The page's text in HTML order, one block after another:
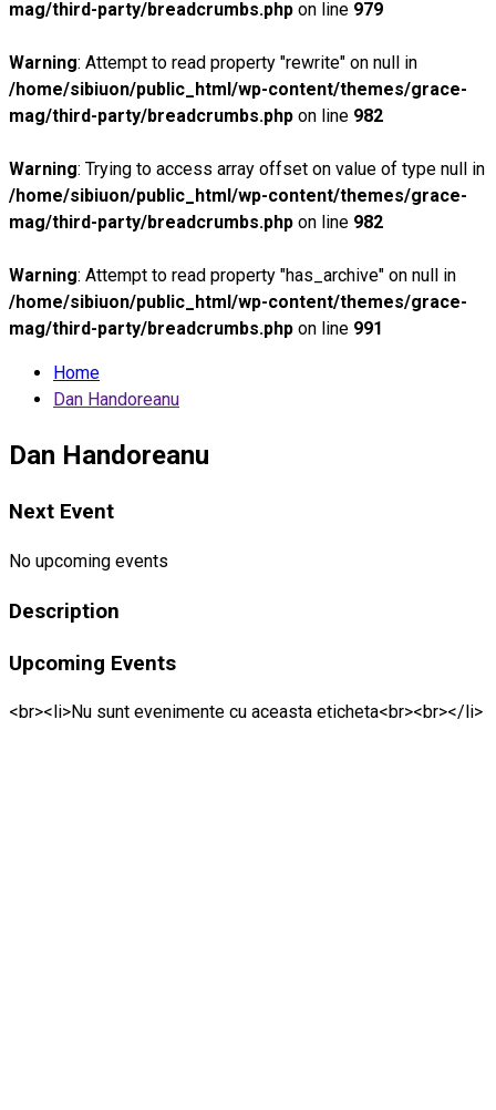
mag/third-party/breadcrumbs.php on line 979
Warning: Attempt to read property "rewrite" on null in
/home/sibiuon/public_html/wp-content/themes/grace-
mag/third-party/breadcrumbs.php on line 982
Warning: Trying to access array offset on value of type null in
/home/sibiuon/public_html/wp-content/themes/grace-
mag/third-party/breadcrumbs.php on line 982
Warning: Attempt to read property "has_archive" on null in
/home/sibiuon/public_html/wp-content/themes/grace-
mag/third-party/breadcrumbs.php on line 991
Home
Dan Handoreanu
Dan Handoreanu
Next Event
No upcoming events
Description
Upcoming Events
<br><li>Nu sunt evenimente cu aceasta eticheta<br><br></li>